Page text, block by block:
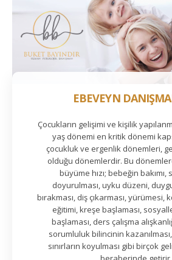
EBEVEYN
Çocukların gelişimi ve kişilik
yaş dönemi en kritik dönemi
çocukluk ve ergenlik dönemleri,
olduğu dönemlerdir. Bu
büyüme hızı; bebeğin bakımı,
doyurulması, uyku düzeni,
bırakması, diş çıkarması, yürümesi,
eğitimi, kreşe başlaması,
başlaması, ders çalışma
sorumluluk bilincinin
sınırların koyulması gibi birçok